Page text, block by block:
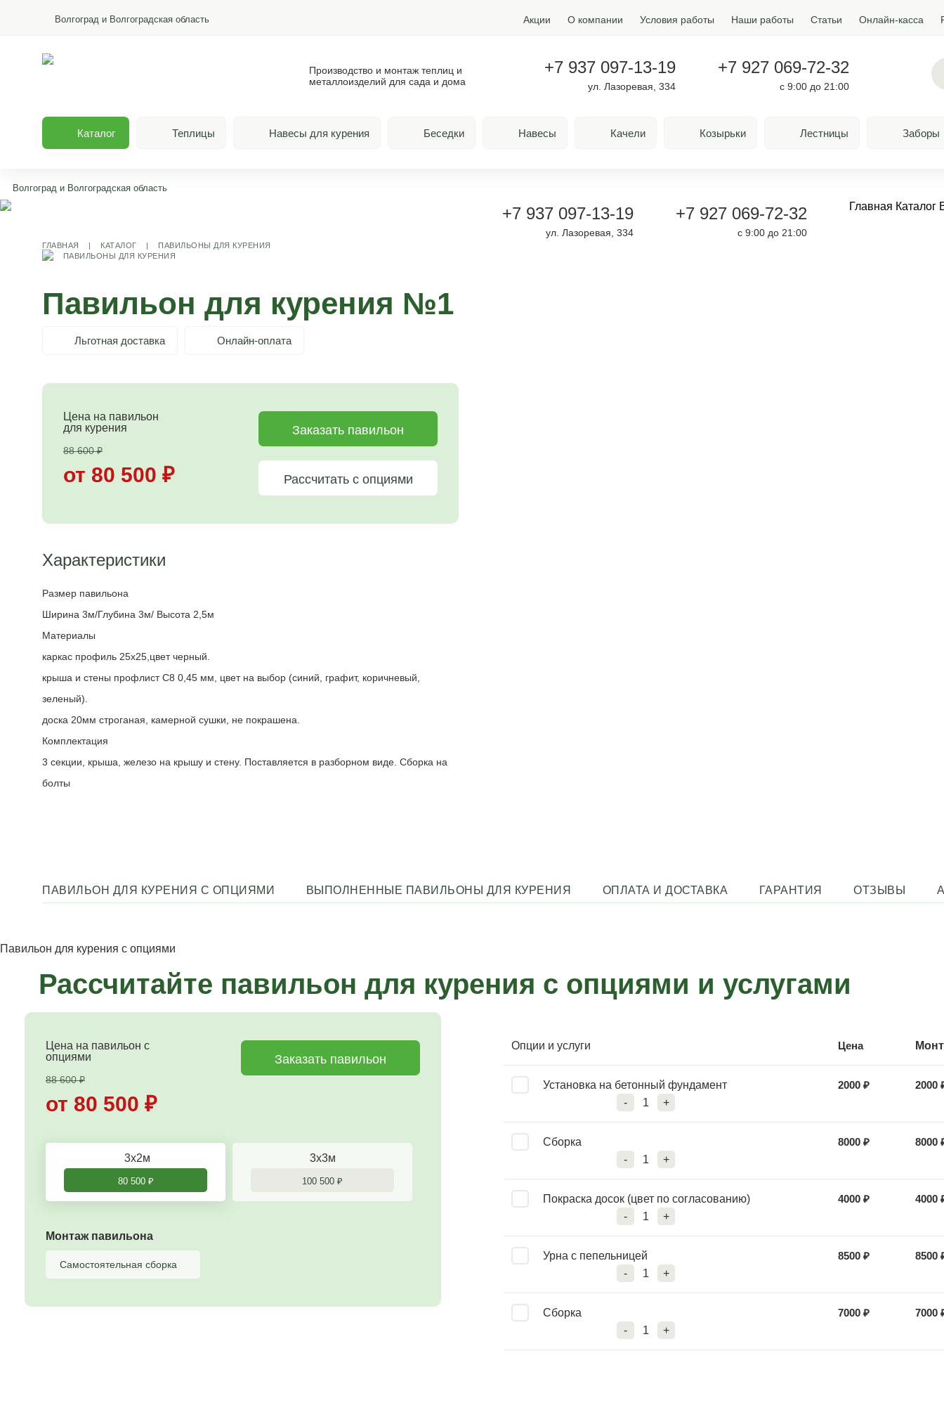
Волгоград и Волгоградская область Акции О компании Условия работы Наши работы Статьи Онлайн-касса
Производство и монтаж теплиц и
металлоизделий для сада и дома
+7 937 097-13-19
ул. Лазоревая, 334
+7 927 069-72-32
с 9:00 до 21:00
Каталог Теплицы Навесы для курения Беседки Навесы Качели Козырьки Лестницы Заборы
Волгоград и Волгоградская область
+7 937 097-13-19
ул. Лазоревая, 334
+7 927 069-72-32
с 9:00 до 21:00
Главная Каталог
ГЛАВНАЯ | КАТАЛОГ |
ПАВИЛЬОНЫ ДЛЯ КУРЕНИЯ
ПАВИЛЬОНЫ ДЛЯ КУРЕНИЯ
Павильон для курения №1
Льготная доставка Онлайн-оплата
Цена на павильон
для курения
88 600₽
от 80 500 ₽
Заказать павильон
Рассчитать с опциями
Характеристики
Размер павильона
Ширина 3м/Глубина 3м/ Высота 2,5м
Материалы
каркас профиль 25х25,цвет черный.
крыша и стены профлист С8 0,45 мм, цвет на выбор (синий, графит, коричневый,
зеленый).
доска 20мм строганая, камерной сушки, не покрашена.
Комплектация
3 секции, крыша, железо на крышу и стену. Поставляется в разборном виде. Сборка на
болты
ПАВИЛЬОН ДЛЯ КУРЕНИЯ С ОПЦИЯМИ ВЫПОЛНЕННЫЕ ПАВИЛЬОНЫ ДЛЯ КУРЕНИЯ ОПЛАТА И ДОСТАВКА ГАРАНТИЯ ОТЗЫВЫ
Павильон для курения с опциями
Рассчитайте павильон для курения с опциями и услугами
Цена на павильон c
опциями
88 600₽
от 80 500 ₽
Заказать павильон
3х2м
80 500₽
3х3м
100 500 ₽
Монтаж павильона
Самостоятельная сборка
Опции и услуги Цена
Установка на бетонный фундамент 2000 ₽ 2000
-
1 +
Сборка 8000 ₽ 8000
-
1 +
Покраска досок (цвет по согласованию) 4000 ₽ 4000
-
1 +
Урна с пепельницей 8500 ₽ 8500
-
1 +
Сборка 7000 ₽ 7000
-
1 +